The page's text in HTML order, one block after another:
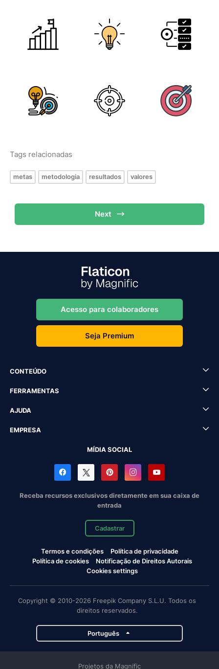
Tags relacionadas
metas metodologia resultados valores
Next
Acesso para colaboradores
Seja Premium
CONTEÚDO
FERRAMENTAS
AJUDA
EMPRESA
MÍDIA SOCIAL
Receba recursos exclusivos diretamente em sua caixa de
entrada
Cadastrar
Termos e condições
Política de privacidade
Política de cookies
Notificação de Direitos Autorais
Cookies settings
Copyright © 2010-2026 Freepik Company S.L.U. Todos os
direitos reservados.
Português
Projetos da Magnific